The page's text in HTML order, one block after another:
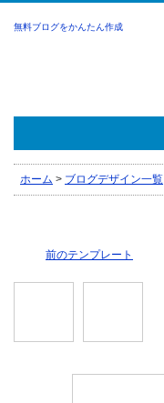
無料ブログをかんたん作成
ホーム > ブログデザイン一覧
前のテンプレート